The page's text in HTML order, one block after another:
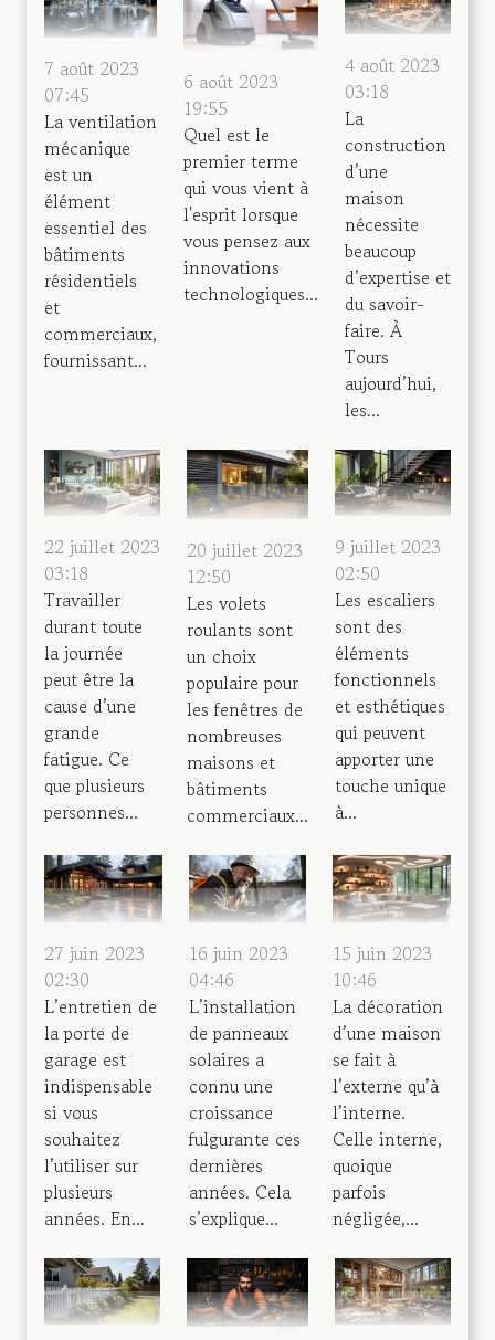
7 août 2023
07:45
La ventilation
mécanique
est un
élément
essentiel des
bâtiments
résidentiels
et
commerciaux,
fournissant...
6 août 2023
19:55
Quel est le
premier terme
qui vous vient à
l'esprit lorsque
vous pensez aux
innovations
technologiques...
4 août 2023
03:18
La
construction
d’une
maison
nécessite
beaucoup
d’expertise et
du savoir-
faire. À
Tours
aujourd’hui,
les...
22 juillet 2023
03:18
Travailler
durant toute
la journée
peut être la
cause d’une
grande
fatigue. Ce
que plusieurs
personnes...
20 juillet 2023
12:50
Les volets
roulants sont
un choix
populaire pour
les fenêtres de
nombreuses
maisons et
bâtiments
commerciaux...
9 juillet 2023
02:50
Les escaliers
sont des
éléments
fonctionnels
et esthétiques
qui peuvent
apporter une
touche unique
à...
27 juin 2023
02:30
L’entretien de
la porte de
garage est
indispensable
si vous
souhaitez
l’utiliser sur
plusieurs
années. En...
16 juin 2023
04:46
L’installation
de panneaux
solaires a
connu une
croissance
fulgurante ces
dernières
années. Cela
s’explique...
15 juin 2023
10:46
La décoration
d’une maison
se fait à
l’externe qu’à
l’interne.
Celle interne,
quoique
parfois
négligée,...